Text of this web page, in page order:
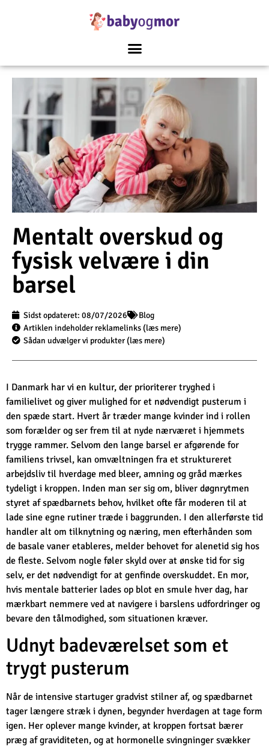
Mentalt overskud og
fysisk velvære i din
barsel
Sidst opdateret: 08/07/2026
Blog
Artiklen indeholder reklamelinks (læs mere)
Sådan udvælger vi produkter (læs mere)
I Danmark har vi en kultur, der prioriterer tryghed i
familielivet og giver mulighed for et nødvendigt pusterum i
den spæde start. Hvert år træder mange kvinder ind i rollen
som forælder og ser frem til at nyde nærværet i hjemmets
trygge rammer. Selvom den lange barsel er afgørende for
familiens trivsel, kan omvæltningen fra et struktureret
arbejdsliv til hverdage med bleer, amning og gråd mærkes
tydeligt i kroppen. Inden man ser sig om, bliver døgnrytmen
styret af spædbarnets behov, hvilket ofte får moderen til at
lade sine egne rutiner træde i baggrunden. I den allerførste tid
handler alt om tilknytning og næring, men efterhånden som
de basale vaner etableres, melder behovet for alenetid sig hos
de fleste. Selvom nogle føler skyld over at ønske tid for sig
selv, er det nødvendigt for at genfinde overskuddet. En mor,
hvis mentale batterier lades op blot en smule hver dag, har
mærkbart nemmere ved at navigere i barslens udfordringer og
bevare den tålmodighed, som situationen kræver.
Udnyt badeværelset som et
trygt pusterum
Når de intensive startuger gradvist stilner af, og spædbarnet
tager længere stræk i dynen, begynder hverdagen at tage form
igen. Her oplever mange kvinder, at kroppen fortsat bærer
præg af graviditeten, og at hormonelle svingninger svækker